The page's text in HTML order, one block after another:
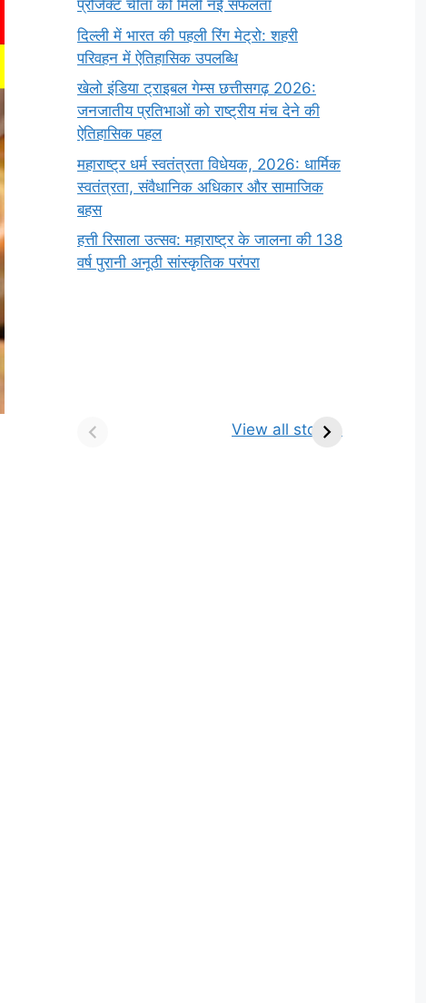
प्रोजेक्ट चीता को मिली नई सफलता
दिल्ली में भारत की पहली रिंग मेट्रो: शहरी
परिवहन में ऐतिहासिक उपलब्धि
खेलो इंडिया ट्राइबल गेम्स छत्तीसगढ़ 2026:
जनजातीय प्रतिभाओं को राष्ट्रीय मंच देने की
ऐतिहासिक पहल
महाराष्ट्र धर्म स्वतंत्रता विधेयक, 2026: धार्मिक
स्वतंत्रता, संवैधानिक अधिकार और सामाजिक
बहस
हत्ती रिसाला उत्सव: महाराष्ट्र के जालना की 138
वर्ष पुरानी अनूठी सांस्कृतिक परंपरा
View all stories
किसे कहते है? परिभाषा,
ज्योतिर्लिंग | नाम, स्थान एवं